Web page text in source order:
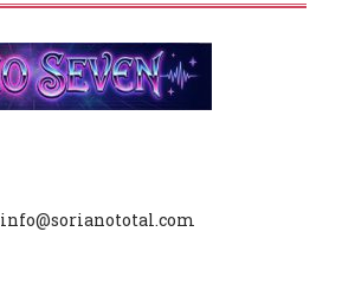
info@sorianototal.com